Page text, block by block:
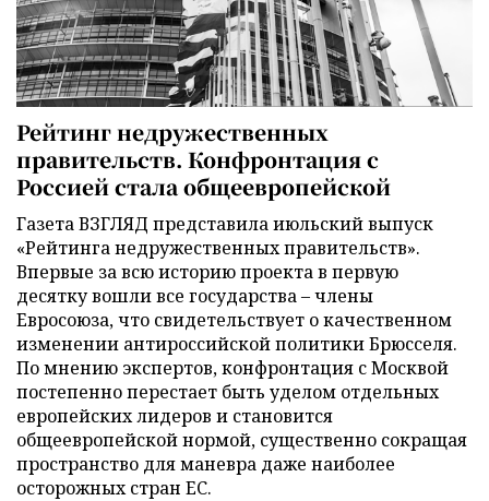
Рейтинг недружественных
правительств. Конфронтация с
Россией стала общеевропейской
Газета ВЗГЛЯД представила июльский выпуск
«Рейтинга недружественных правительств».
Впервые за всю историю проекта в первую
десятку вошли все государства – члены
Евросоюза, что свидетельствует о качественном
изменении антироссийской политики Брюсселя.
По мнению экспертов, конфронтация с Москвой
постепенно перестает быть уделом отдельных
европейских лидеров и становится
общеевропейской нормой, существенно сокращая
пространство для маневра даже наиболее
осторожных стран ЕС.